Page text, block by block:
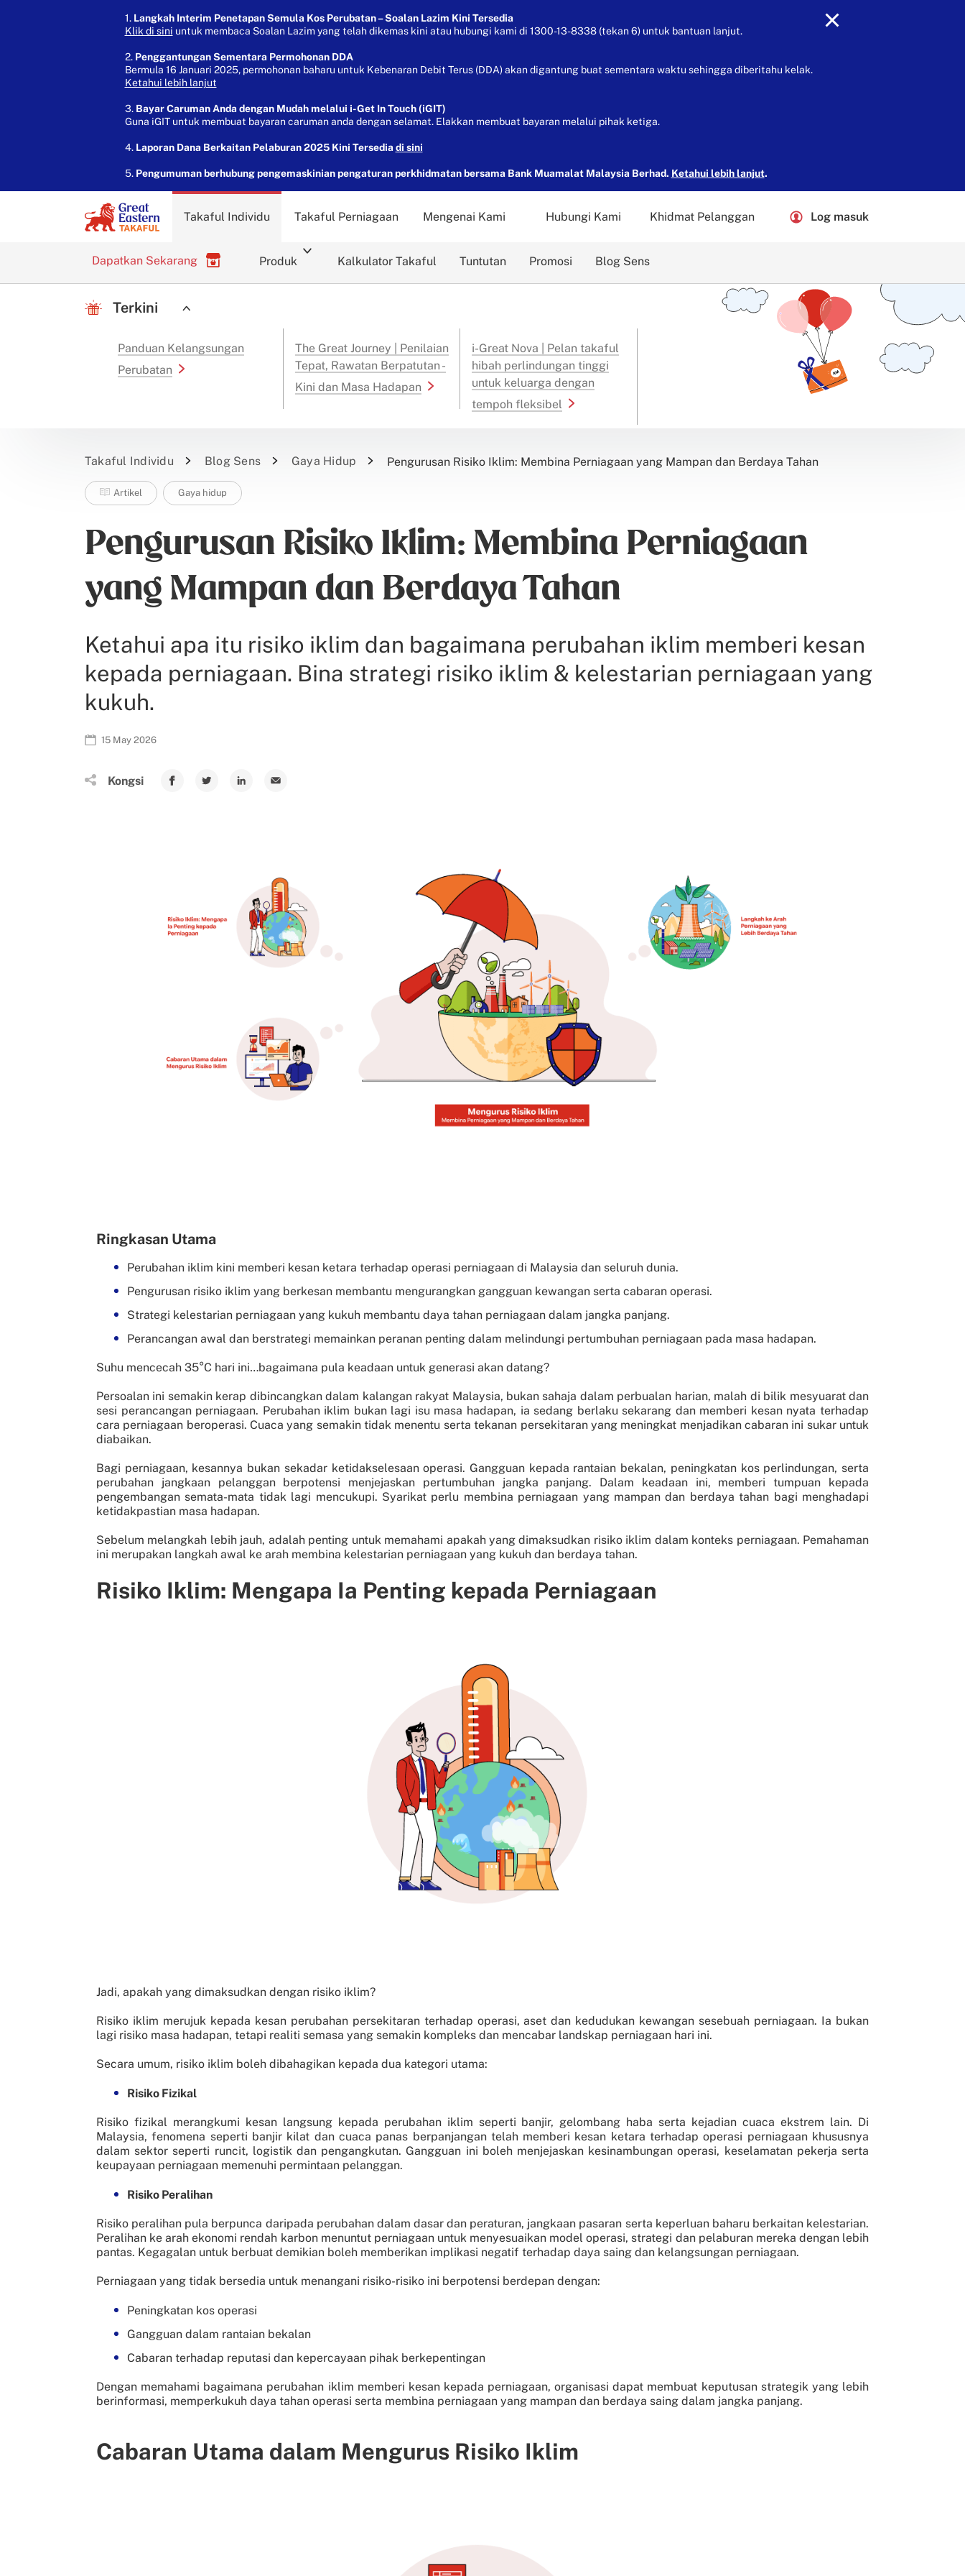
1. Langkah Interim Penetapan Semula Kos Perubatan – Soalan Lazim Kini Tersedia
Klik di sini untuk membaca Soalan Lazim yang telah dikemas kini atau hubungi kami di 1300-13-8338 (tekan 6) untuk bantuan lanjut.
2. Penggantungan Sementara Permohonan DDA
Bermula 16 Januari 2025, permohonan baharu untuk Kebenaran Debit Terus (DDA) akan digantung buat sementara waktu sehingga diberitahu kelak.
Ketahui lebih lanjut
3.Bayar Caruman Anda dengan Mudah melalui i-Get In Touch (iGIT)
Guna iGIT untuk membuat bayaran caruman anda dengan selamat. Elakkan membuat bayaran melalui pihak ketiga.
4. Laporan Dana Berkaitan Pelaburan 2025 Kini Tersedia di sini
5. Pengumuman berhubung pengemaskinian pengaturan perkhidmatan bersama Bank Muamalat Malaysia Berhad. Ketahui lebih lanjut.
Takaful Individu
Dapatkan Sekarang Produk Kalkulator Takaful Tuntutan Promosi Blog Sens
Takaful Perniagaan Mengenai Kami Hubungi Kami Khidmat Pelanggan Log masuk
Terkini
Panduan Kelangsungan
Perubatan
The Great Journey | Penilaian
Tepat, Rawatan Berpatutan -
Kini dan Masa Hadapan
i-Great Nova | Pelan takaful
hibah perlindungan tinggi
untuk keluarga dengan
tempoh fleksibel
Takaful Individu Blog Sens Gaya Hidup Pengurusan Risiko Iklim: Membina Perniagaan yang Mampan dan Berdaya Tahan
Artikel Gaya hidup
Pengurusan Risiko Iklim: Membina Perniagaan
yang Mampan dan Berdaya Tahan
Ketahui apa itu risiko iklim dan bagaimana perubahan iklim memberi kesan
kepada perniagaan. Bina strategi risiko iklim & kelestarian perniagaan yang
kukuh.
15 May 2026
Kongsi
Ringkasan Utama
Perubahan iklim kini memberi kesan ketara terhadap operasi perniagaan di Malaysia dan seluruh dunia.
Pengurusan risiko iklim yang berkesan membantu mengurangkan gangguan kewangan serta cabaran operasi.
Strategi kelestarian perniagaan yang kukuh membantu daya tahan perniagaan dalam jangka panjang.
Perancangan awal dan berstrategi memainkan peranan penting dalam melindungi pertumbuhan perniagaan pada masa hadapan.
Suhu mencecah 35°C hari ini…bagaimana pula keadaan untuk generasi akan datang?
Persoalan ini semakin kerap dibincangkan dalam kalangan rakyat Malaysia, bukan sahaja dalam perbualan harian, malah di bilik mesyuarat dan
sesi perancangan perniagaan. Perubahan iklim bukan lagi isu masa hadapan, ia sedang berlaku sekarang dan memberi kesan nyata terhadap
cara perniagaan beroperasi. Cuaca yang semakin tidak menentu serta tekanan persekitaran yang meningkat menjadikan cabaran ini sukar untuk
diabaikan.
Bagi perniagaan, kesannya bukan sekadar ketidakselesaan operasi. Gangguan kepada rantaian bekalan, peningkatan kos perlindungan, serta
perubahan jangkaan pelanggan berpotensi menjejaskan pertumbuhan jangka panjang. Dalam keadaan ini, memberi tumpuan kepada
pengembangan semata-mata tidak lagi mencukupi. Syarikat perlu membina perniagaan yang mampan dan berdaya tahan bagi menghadapi
ketidakpastian masa hadapan.
Sebelum melangkah lebih jauh, adalah penting untuk memahami apakah yang dimaksudkan risiko iklim dalam konteks perniagaan. Pemahaman
ini merupakan langkah awal ke arah membina kelestarian perniagaan yang kukuh dan berdaya tahan.
Risiko Iklim: Mengapa Ia Penting kepada Perniagaan
Jadi, apakah yang dimaksudkan dengan risiko iklim?
Risiko iklim merujuk kepada kesan perubahan persekitaran terhadap operasi, aset dan kedudukan kewangan sesebuah perniagaan. Ia bukan
lagi risiko masa hadapan, tetapi realiti semasa yang semakin kompleks dan mencabar landskap perniagaan hari ini.
Secara umum, risiko iklim boleh dibahagikan kepada dua kategori utama:
Risiko Fizikal
Risiko fizikal merangkumi kesan langsung kepada perubahan iklim seperti banjir, gelombang haba serta kejadian cuaca ekstrem lain. Di
Malaysia, fenomena seperti banjir kilat dan cuaca panas berpanjangan telah memberi kesan ketara terhadap operasi perniagaan khususnya
dalam sektor seperti runcit, logistik dan pengangkutan. Gangguan ini boleh menjejaskan kesinambungan operasi, keselamatan pekerja serta
keupayaan perniagaan memenuhi permintaan pelanggan.
Risiko Peralihan
Risiko peralihan pula berpunca daripada perubahan dalam dasar dan peraturan, jangkaan pasaran serta keperluan baharu berkaitan kelestarian.
Peralihan ke arah ekonomi rendah karbon menuntut perniagaan untuk menyesuaikan model operasi, strategi dan pelaburan mereka dengan lebih
pantas. Kegagalan untuk berbuat demikian boleh memberikan implikasi negatif terhadap daya saing dan kelangsungan perniagaan.
Perniagaan yang tidak bersedia untuk menangani risiko-risiko ini berpotensi berdepan dengan:
Peningkatan kos operasi
Gangguan dalam rantaian bekalan
Cabaran terhadap reputasi dan kepercayaan pihak berkepentingan
Dengan memahami bagaimana perubahan iklim memberi kesan kepada perniagaan, organisasi dapat membuat keputusan strategik yang lebih
berinformasi, memperkukuh daya tahan operasi serta membina perniagaan yang mampan dan berdaya saing dalam jangka panjang.
Cabaran Utama dalam Mengurus Risiko Iklim